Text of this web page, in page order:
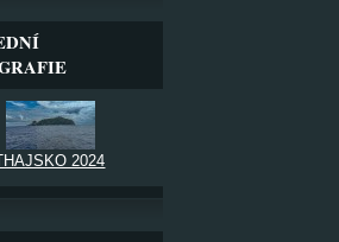
2024